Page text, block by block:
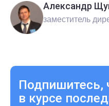
Александр
заместитель
Подпишитесь,
в курсе